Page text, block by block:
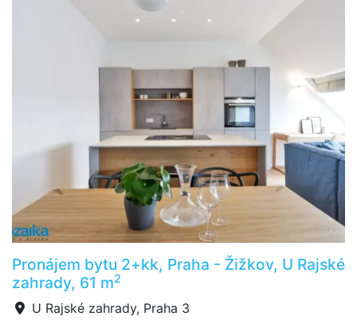
Pronájem bytu 2+kk, Praha - Žižkov, U Rajské
zahrady, 61 m2
U Rajské zahrady, Praha 3